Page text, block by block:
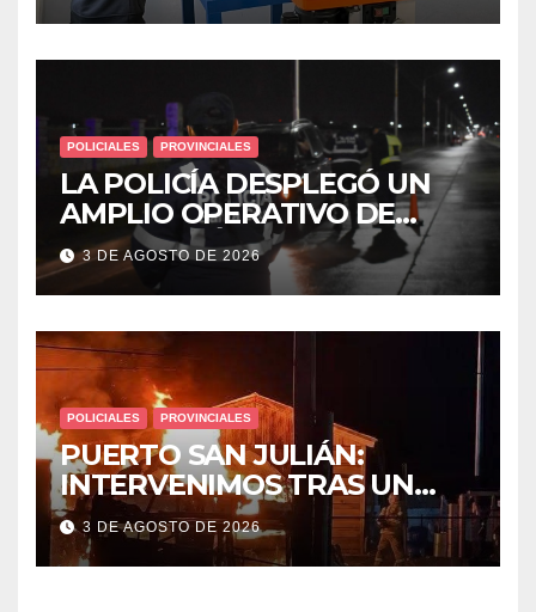
POLICIALES PROVINCIALES
LA POLICÍA DESPLEGÓ UN
AMPLIO OPERATIVO DE
PREVENCIÓN Y CONTROLES
EN TODA LA CIUDAD
3 DE AGOSTO DE 2026
POLICIALES PROVINCIALES
PUERTO SAN JULIÁN:
INTERVENIMOS TRAS UN
INCENDIO DE VIVIENDA QUE
DEJÓ DOS VÍCTIMAS
FATALES Y UN DETENIDO
3 DE AGOSTO DE 2026